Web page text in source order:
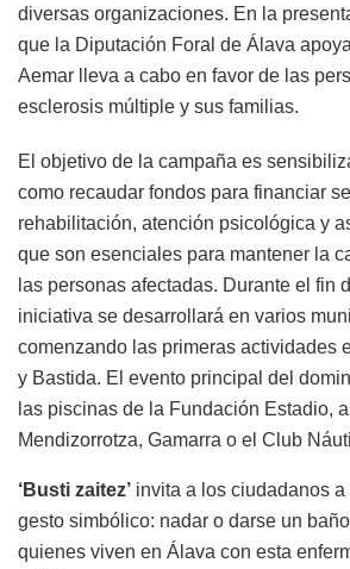
diversas organizaciones. En la
que la Diputación Foral de Álava
Aemar lleva a cabo en favor de las
esclerosis múltiple y sus familias.
El objetivo de la campaña es
como recaudar fondos para financiar
rehabilitación, atención psicológica y
que son esenciales para mantener la
las personas afectadas. Durante el fin
iniciativa se desarrollará en varios
comenzando las primeras actividades
y Bastida. El evento principal del
las piscinas de la Fundación Estadio,
Mendizorrotza, Gamarra o el Club
‘Busti zaitez’ invita a los ciudadanos
gesto simbólico: nadar o darse un
quienes viven en Álava con esta